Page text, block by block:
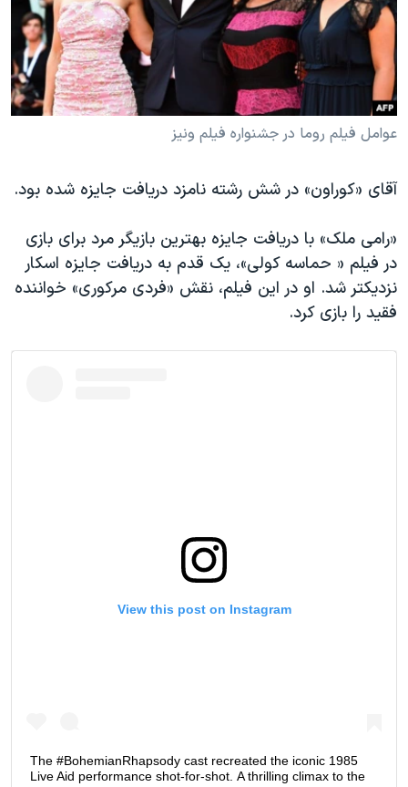
عوامل فیلم روما در جشنواره فیلم ونیز
آقای «کوراون» در شش رشته نامزد دریافت جایزه شده بود.
«رامی ملک» با دریافت جایزه بهترین بازیگر مرد برای بازی
در فیلم « حماسه کولی»، یک قدم به دریافت جایزه اسکار
نزدیکتر شد. او در این فیلم، نقش «فردی مرکوری» خواننده
فقید را بازی کرد.